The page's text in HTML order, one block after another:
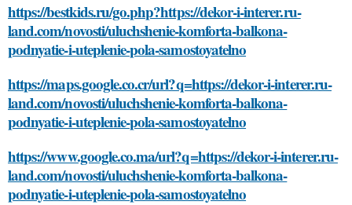
https://bestkids.ru/go.php?https://dekor-i-interer.ru-
land.com/novosti/uluchshenie-komforta-balkona-
podnyatie-i-uteplenie-pola-samostoyatelno
https://maps.google.co.cr/url?q=https://dekor-i-interer.ru-
land.com/novosti/uluchshenie-komforta-balkona-
podnyatie-i-uteplenie-pola-samostoyatelno
https://www.google.co.ma/url?q=https://dekor-i-interer.ru-
land.com/novosti/uluchshenie-komforta-balkona-
podnyatie-i-uteplenie-pola-samostoyatelno